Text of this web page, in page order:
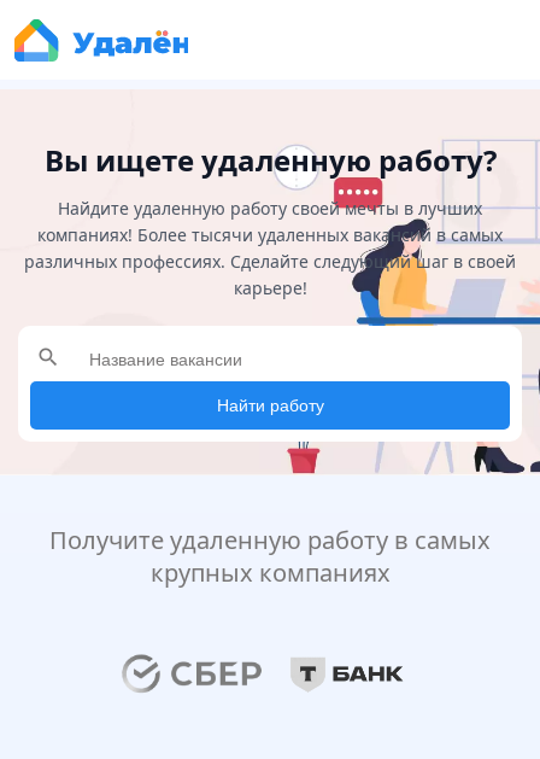
Вы ищете удаленную работу?
Найдите удаленную работу своей мечты в лучших
компаниях! Более тысячи удаленных вакансий в самых
различных профессиях. Сделайте следующий шаг в своей
карьере!
search
Найти работу
Получите удаленную работу в самых
крупных компаниях